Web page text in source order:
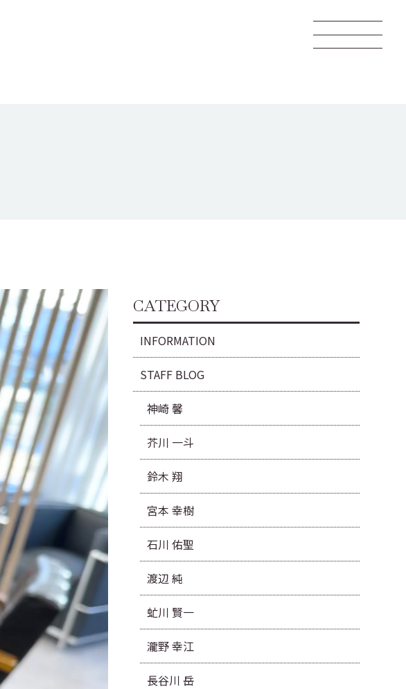
CATEGORY
INFORMATION
STAFF BLOG
神崎 馨
芥川 一斗
鈴木 翔
宮本 幸樹
石川 佑聖
渡辺 純
虻川 賢一
瀧野 幸江
長谷川 岳